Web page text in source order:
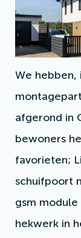
We hebben,
afgerond in
bewoners
favorieten;
schuifpoort
gsm
hekwerk in